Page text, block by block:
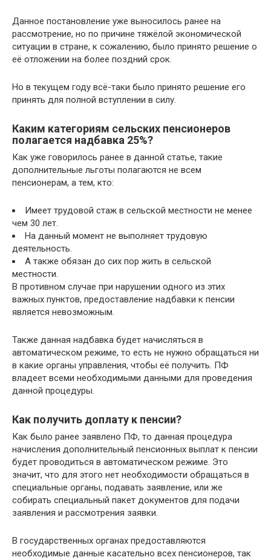
Данное постановление уже выносилось ранее на
рассмотрение, но по причине тяжёлой экономической
ситуации в стране, к сожалению, было принято решение о
её отложении на более поздний срок.
Но в текущем году всё-таки было принято решение его
принять для полной вступлении в силу.
Каким категориям сельских пенсионеров
полагается надбавка 25%?
Как уже говорилось ранее в данной статье, такие
дополнительные льготы полагаются не всем
пенсионерам, а тем, кто:
Имеет трудовой стаж в сельской местности не менее
чем 30 лет.
На данный момент не выполняет трудовую
деятельность.
А также обязан до сих пор жить в сельской
местности.
В противном случае при нарушении одного из этих
важных пунктов, предоставление надбавки к пенсии
является невозможным.
Также данная надбавка будет начисляться в
автоматическом режиме, то есть не нужно обращаться ни
в какие органы управления, чтобы её получить. ПФ
владеет всеми необходимыми данными для проведения
данной процедуры.
Как получить доплату к пенсии?
Как было ранее заявлено ПФ, то данная процедура
начисления дополнительный пенсионных выплат к пенсии
будет проводиться в автоматическом режиме. Это
значит, что для этого нет необходимости обращаться в
специальные органы, подавать заявление, или же
собирать специальный пакет документов для подачи
заявления и рассмотрения заявки.
В государственных органах предоставляются
необходимые данные касательно всех пенсионеров, так